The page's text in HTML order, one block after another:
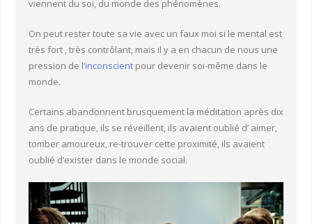
viennent du soi, du monde des phénomènes.
On peut rester toute sa vie avec un faux moi si le mental est
très fort , très contrôlant, mais il y a en chacun de nous une
pression de l’inconscient pour devenir soi-même dans le
monde.
Certains abandonnent brusquement la méditation après dix
ans de pratique, ils se réveillent, ils avaient oublié d’ aimer,
tomber amoureux, re-trouver cette proximité, ils avaient
oublié d’exister dans le monde social.